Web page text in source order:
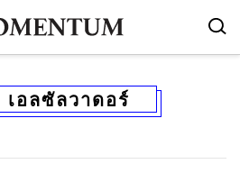
เอลซัลวาดอร์